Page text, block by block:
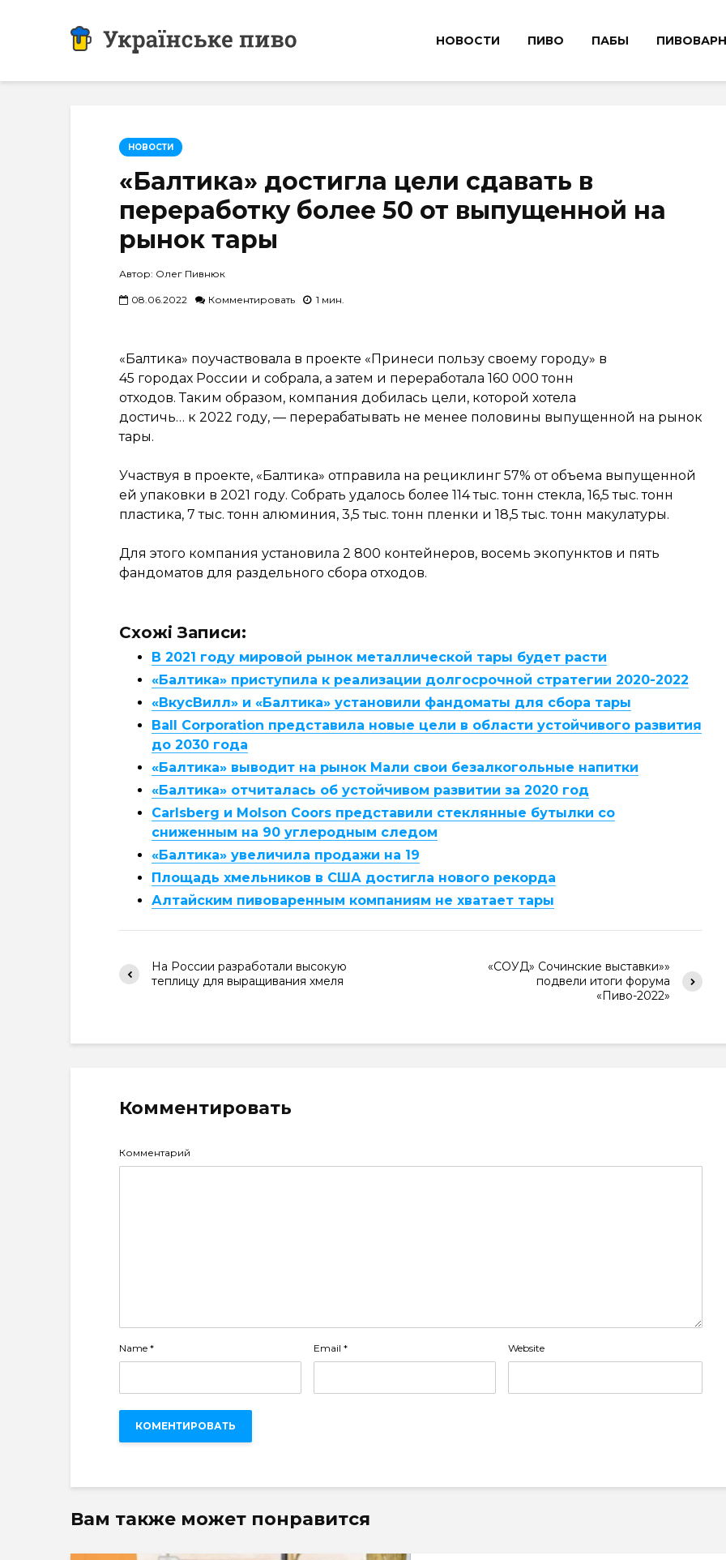
НОВОСТИ ПИВО ПАБЫ
НОВОСТИ
«Балтика» достигла цели сдавать в
переработку более 50 от выпущенной на
рынок тары
Автор: Олег Пивнюк
08.06.2022 Комментировать 1 мин.
«Балтика» поучаствовала в проекте «Принеси пользу своему городу» в
45 городах России и собрала, а затем и переработала 160 000 тонн
отходов. Таким образом, компания добилась цели, которой хотела
достичь… к 2022 году, — перерабатывать не менее половины выпущенной на рынок
тары.
Участвуя в проекте, «Балтика» отправила на рециклинг 57% от объема выпущенной
ей упаковки в 2021 году. Собрать удалось более 114 тыс. тонн стекла, 16,5 тыс. тонн
пластика, 7 тыс. тонн алюминия, 3,5 тыс. тонн пленки и 18,5 тыс. тонн макулатуры.
Для этого компания установила 2 800 контейнеров, восемь экопунктов и пять
фандоматов для раздельного сбора отходов.
Схожі Записи:
В 2021 году мировой рынок металлической тары будет расти
«Балтика» приступила к реализации долгосрочной стратегии 2020-2022
«ВкусВилл» и «Балтика» установили фандоматы для сбора тары
Ball Corporation представила новые цели в области устойчивого развития
до 2030 года
«Балтика» выводит на рынок Мали свои безалкогольные напитки
«Балтика» отчиталась об устойчивом развитии за 2020 год
Carlsberg и Molson Coors представили стеклянные бутылки со
сниженным на 90 углеродным следом
«Балтика» увеличила продажи на 19
Площадь хмельников в США достигла нового рекорда
Алтайским пивоваренным компаниям не хватает тары
На России разработали высокую
теплицу для выращивания хмеля
«СОУД» Сочинские выставки»»
подвели итоги форума
«Пиво-2022»
Комментировать
Комментарий
Name * Email * Website
Вам также может понравится